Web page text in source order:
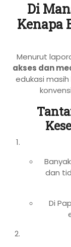
Di
Kenapa
Menurut
akses dan
edukasi
dan
Di